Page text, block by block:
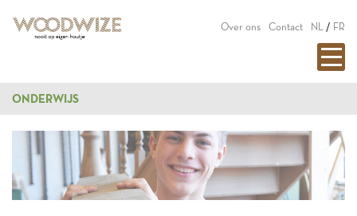
Over ons Contact NL / FR
ONDERWIJS